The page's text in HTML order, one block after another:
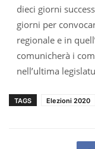
dieci giorni
giorni per
regionale e in
comunicherà i
nell’ultima
TAGS Elezioni 2020